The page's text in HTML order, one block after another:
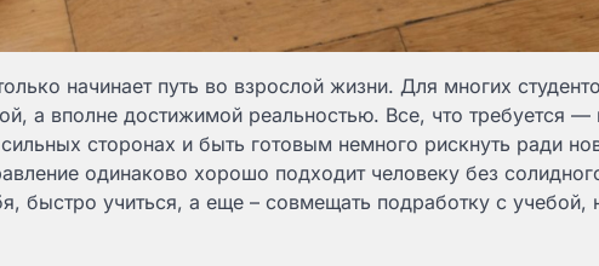
начинает путь во взрослой жизни. Для многих
а вполне достижимой реальностью. Все, что требуется —
сторонах и быть готовым немного рискнуть ради
одинаково хорошо подходит человеку без
быстро учиться, а еще – совмещать подработку с учебой,